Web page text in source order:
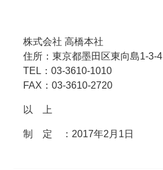
株式会社 高橋本社
住所：東京都墨田区東向島1-3-4
TEL：03-3610-1010
FAX：03-3610-2720
以 上
制 定 ：2017年2月1日